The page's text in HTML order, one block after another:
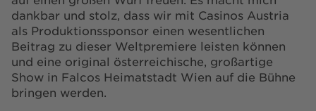
dankbar und stolz, dass wir mit Casinos Austria
als Produktionssponsor einen wesentlichen
Beitrag zu dieser Weltpremiere leisten können
und eine original österreichische, großartige
Show in Falcos Heimatstadt Wien auf die Bühne
bringen werden.